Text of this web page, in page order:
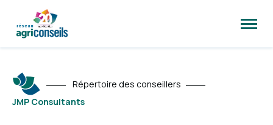
la
Répertoire des conseillers
JMP Consultants